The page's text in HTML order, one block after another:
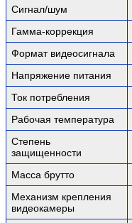
Сигнал/шум
Гамма-коррекция
Формат видеосигнала
Напряжение питания
Ток потребления
Рабочая температура
Степень
защищенности
Масса брутто
Механизм крепления
видеокамеры